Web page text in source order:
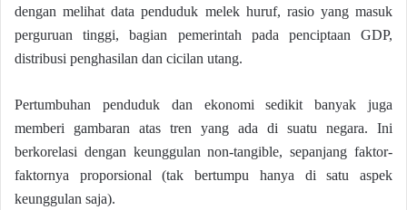
dengan melihat data penduduk melek huruf, rasio yang masuk
perguruan tinggi, bagian pemerintah pada penciptaan GDP,
distribusi penghasilan dan cicilan utang.
Pertumbuhan penduduk dan ekonomi sedikit banyak juga
memberi gambaran atas tren yang ada di suatu negara. Ini
berkorelasi dengan keunggulan non-tangible, sepanjang faktor-
faktornya proporsional (tak bertumpu hanya di satu aspek
keunggulan saja).